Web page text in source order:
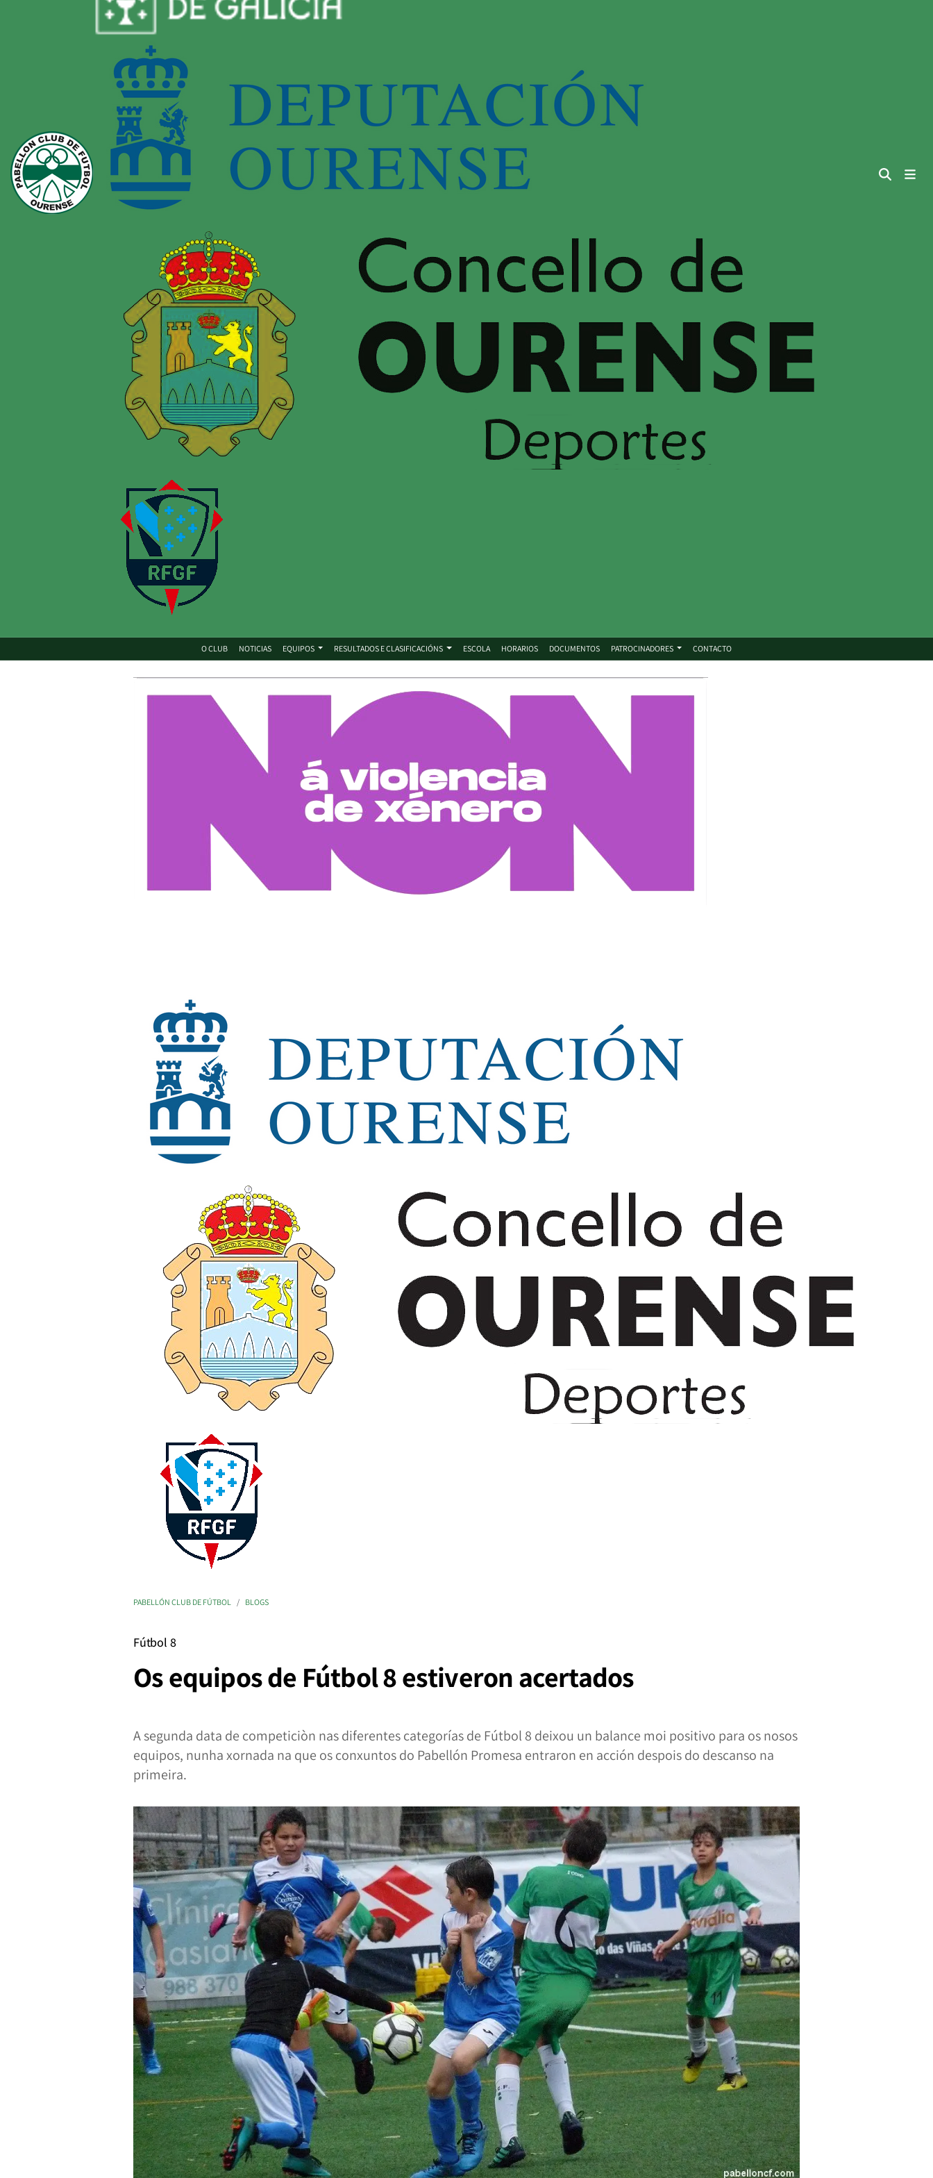
O CLUB NOTICIAS EQUIPOS RESULTADOS E CLASIFICACIÓNS ESCOLA HORARIOS DOCUMENTOS PATROCINADORES CONTACTO
PABELLÓN CLUB DE FÚTBOL BLOGS
Fútbol 8
Os equipos de Fútbol 8 estiveron acertados
A segunda data de competiciòn nas diferentes categorías de Fútbol 8 deixou un balance moi positivo para os nosos
equipos, nunha xornada na que os conxuntos do Pabellón Promesa entraron en acción despois do descanso na
primeira.